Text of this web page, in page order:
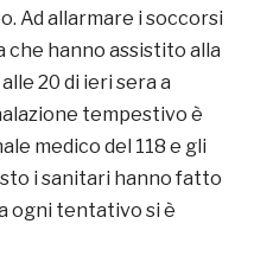
Ad allarmare i soccorsi
hanno assistito alla
20 di ieri sera a
tempestivo è
medico del 118 e gli
i sanitari hanno fatto
ogni tentativo si è